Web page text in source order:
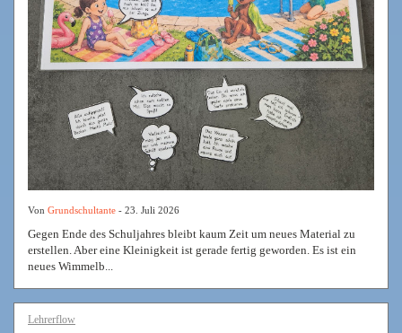
Von Grundschultante - 23. Juli 2026
Gegen Ende des Schuljahres bleibt kaum Zeit um neues Material zu
erstellen. Aber eine Kleinigkeit ist gerade fertig geworden. Es ist ein
neues Wimmelb...
Lehrerflow